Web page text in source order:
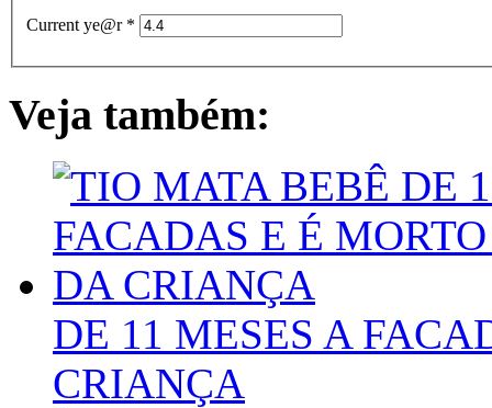
Current ye@r *
Veja também:
DE 11 MESES A
CRIANÇA